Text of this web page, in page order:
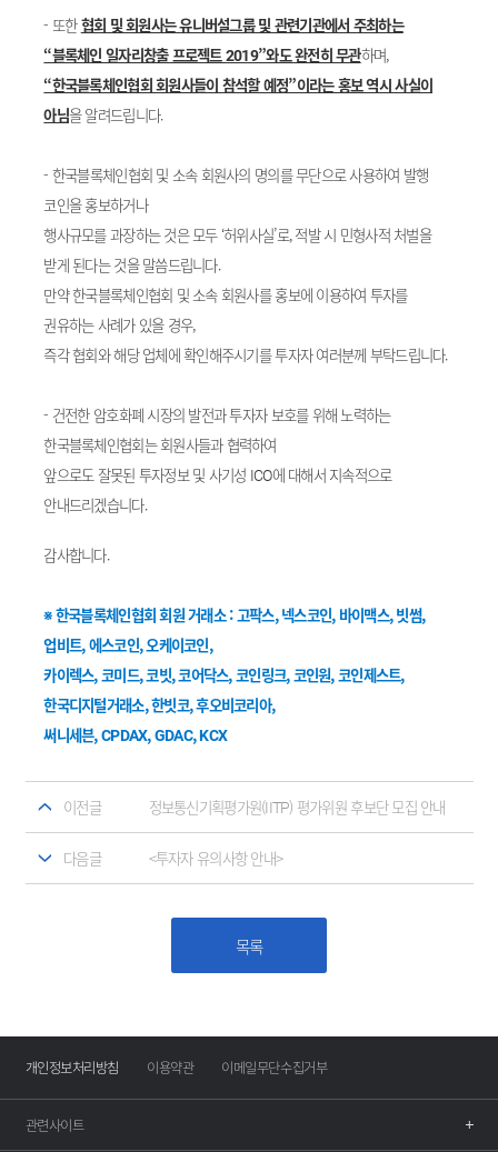
- 또한협회 및 회원사는 유니버설그룹 및 관련기관에서 주최하는
“블록체인 일자리창출 프로젝트 2019”와도 완전히 무관하며,
“한국블록체인협회 회원사들이 참석할 예정”이라는 홍보 역시 사실이
아님을 알려드립니다.
- 한국블록체인협회 및 소속 회원사의 명의를 무단으로 사용하여 발행
코인을 홍보하거나
행사규모를 과장하는 것은 모두 ‘허위사실’로, 적발 시 민형사적 처벌을
받게 된다는 것을 말씀드립니다.
만약 한국블록체인협회 및 소속 회원사를 홍보에 이용하여 투자를
권유하는 사례가 있을 경우,
즉각 협회와 해당 업체에 확인해주시기를 투자자 여러분께 부탁드립니다.
- 건전한 암호화폐 시장의 발전과 투자자 보호를 위해 노력하는
한국블록체인협회는 회원사들과 협력하여
앞으로도 잘못된 투자정보 및 사기성 ICO에 대해서 지속적으로
안내드리겠습니다.
감사합니다.
※ 한국블록체인협회 회원 거래소 : 고팍스, 넥스코인, 바이맥스, 빗썸,
업비트, 에스코인, 오케이코인,
카이렉스,코미드, 코빗, 코어닥스, 코인링크, 코인원, 코인제스트,
한국디지털거래소, 한빗코, 후오비코리아,
써니세븐, CPDAX, GDAC, KCX
이전글 정보통신기획평가원(IITP) 평가위원 후보단 모집 안내
다음글 <투자자 유의사항 안내>
목록
개인정보처리방침 이용약관 이메일무단수집거부
관련사이트